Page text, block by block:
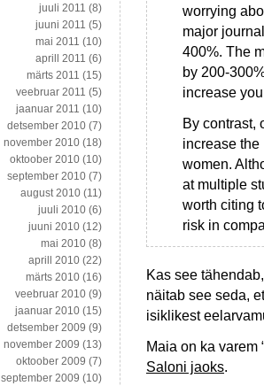
worrying
major
400%. The
by 200-
increase
By contrast,
increase the
women.
at multiple
worth citing
risk in
Kas see
näitab see seda,
isiklikest
Maia on ka varem
Saloni jaoks.
juuli 2011 (8)
juuni 2011 (5)
mai 2011 (10)
aprill 2011 (6)
märts 2011 (15)
veebruar 2011 (5)
jaanuar 2011 (10)
detsember 2010 (7)
november 2010 (18)
oktoober 2010 (10)
september 2010 (7)
august 2010 (11)
juuli 2010 (6)
juuni 2010 (12)
mai 2010 (8)
aprill 2010 (22)
märts 2010 (16)
veebruar 2010 (9)
jaanuar 2010 (15)
detsember 2009 (9)
november 2009 (13)
oktoober 2009 (7)
september 2009 (10)